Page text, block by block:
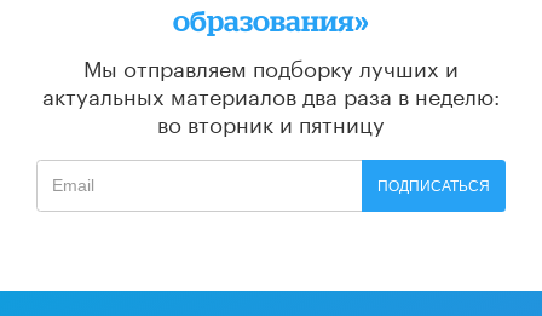
образования»
Мы отправляем подборку лучших и
актуальных материалов два раза в неделю:
во вторник и пятницу
ПОДПИСАТЬСЯ